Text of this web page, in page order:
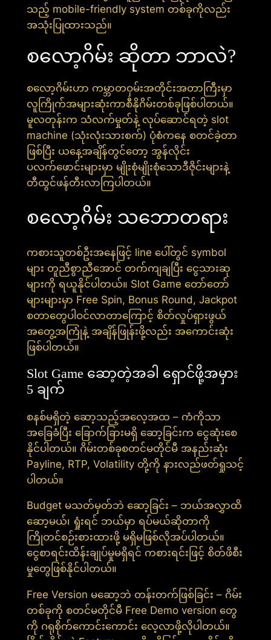
သည့် mobile-friendly system တစ်ခုကိုလည်း
အသုံးပြုထားသည်။
စလော့ဂိမ်း ဆိုတာ ဘာလဲ?
စလော့ဂိမ်းဟာ ကမ္ဘာတဝှမ်းအတိုင်းအတာကြီးမှာ
လူကြိုက်အများဆုံးကာစီနိုဂိမ်းတစ်ခုဖြစ်ပါတယ်။
မူလတုန်းက သံလက်မှုတ်နဲ့ လုပ်ဆောင်ရတဲ့ slot
machine (သုံးလုံးသားစက်) ပုံစံကနေ စတင်ခဲ့တာ
ဖြစ်ပြီး ယနေ့အချိန်တွင်တော့ အွန်လိုင်း
ပလက်ဖောင်းများမှာ မျိုးစုံမျိုးစုံသောဒီဇိုင်းများနဲ့
တီထွင်ဖန်တီးလာကြပါတယ်။
စလော့ဂိမ်း သဘောတရား
ကစားသူတစ်ဦးအနေဖြင့် line ပေါ်တွင် symbol
များ တူညီစွာညီအောင် တက်ကျချပြီး ငွေသားဆု
များကို ရယူနိုင်ပါတယ်။ Slot Game တော်တော်
များများမှာ Free Spin, Bonus Round, Jackpot
စတာတွေပါဝင်လာတာကြောင့် စိတ်လှုပ်ရှားဖွယ်
အတွေ့အကြုံနဲ့ အချိန်ဖြုန်းဖို့လည်း အကောင်းဆုံး
ဖြစ်ပါတယ်။
Slot Game ဆော့တဲ့အခါ ရှောင်ဖို့အမှား
5 ချက်
စနစ်မရှိတဲ့ ဆော့သည့်အလေ့အထ – ကံကိုသာ
အခြေခံပြီး ခြောက်ခြားမရှိ ဆော့ခြင်းက ငွေဆုံးစေ
နိုင်ပါတယ်။ ဂိမ်းတစ်ခုစတင်မတိုင်မီ အနည်းဆုံး
Payline, RTP, Volatility တို့ကို နားလည်ဖတ်ရှုသင့်
ပါတယ်။
Budget မသတ်မှတ်ဘဲ ဆော့ခြင်း – ဘယ်အလွှာထိ
ဆော့မယ်၊ ရှုံးရင် ဘယ်မှာ ရပ်မယ်ဆိုတာကို
ကြိုတင်စဉ်းစားထားဖို့ မရှိမဖြစ်လိုအပ်ပါတယ်။
ငွေစာရင်းထိန်းချုပ်မှုမရှိရင် ကစားရင်းဖြင့် စိတ်ဖိစီး
မှုတွေဖြစ်နိုင်ပါတယ်။
Free Version မဆော့ဘဲ တန်းတက်ဖြစ်ခြင်း – ဂိမ်း
တစ်ခုကို စတင်မတိုင်မီ Free Demo version တွေ
ကို ဂရုစိုက်ကောင်းကောင်း လေ့လာဖို့လိုပါတယ်။